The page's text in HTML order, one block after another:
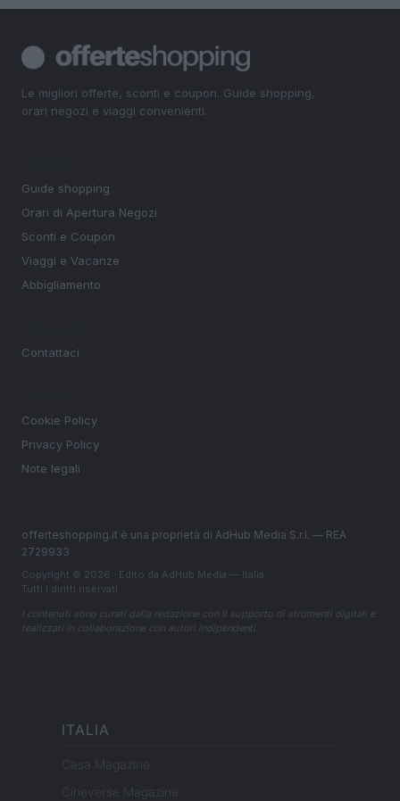
Le migliori offerte, sconti e coupon. Guide shopping,
orari negozi e viaggi convenienti.
Guide shopping
Orari di Apertura Negozi
Sconti e Coupon
Viaggi e Vacanze
Abbigliamento
Contattaci
Cookie Policy
Privacy Policy
Note legali
offerteshopping.it è una proprietà di AdHub Media S.r.l. — REA
2729933
Copyright © 2026 · Edito da AdHub Media — Italia
Tutti i diritti riservati
I contenuti sono curati dalla redazione con il supporto di strumenti digitali e
realizzati in collaborazione con autori indipendenti.
ITALIA
Casa Magazine
Cineverse Magazine